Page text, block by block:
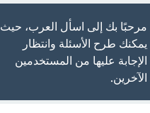
مرحبًا بك إلى اسأل العرب، حيث
يمكنك طرح الأسئلة وانتظار
الإجابة عليها من المستخدمين
الآخرين.